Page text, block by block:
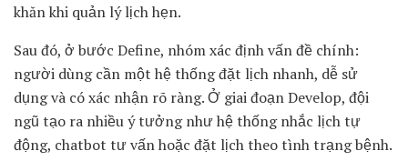
khăn khi quản lý lịch hẹn.
Sau đó, ở bước Define, nhóm xác định vấn đề chính:
người dùng cần một hệ thống đặt lịch nhanh, dễ sử
dụng và có xác nhận rõ ràng. Ở giai đoạn Develop, đội
ngũ tạo ra nhiều ý tưởng như hệ thống nhắc lịch tự
động, chatbot tư vấn hoặc đặt lịch theo tình trạng bệnh.